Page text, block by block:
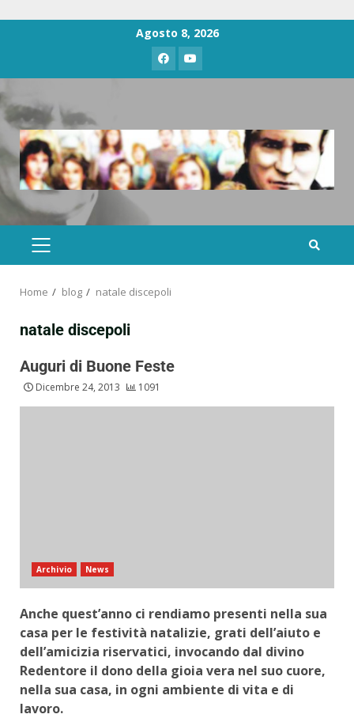
Agosto 8, 2026
Home blog natale discepoli
natale discepoli
Auguri di Buone Feste
Dicembre 24, 2013 1091
Archivio News
Anche quest’anno ci rendiamo presenti nella sua
casa per le festività natalizie, grati dell’aiuto e
dell’amicizia riservatici, invocando dal divino
Redentore il dono della gioia vera nel suo cuore,
nella sua casa, in ogni ambiente di vita e di
lavoro.